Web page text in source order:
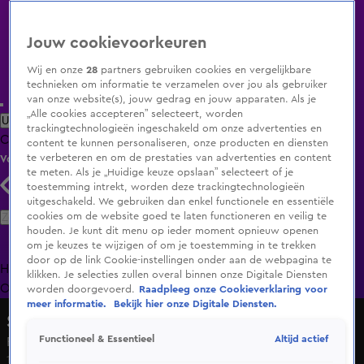
Uitzending Gemist Populaire programma's Zenders Genres
ClipsFilmsRadioSmart TV inlogShop
Volg KIJK
Zoeken
HomeUitzending Gemist Programma's De Bondgenoten
OranjezomerLivestreamsShop
Shownieuws
Relatie Linda en Jeroen vol lief en leed
19 dec 2024, 16:58
Jouw cookievoorkeuren
Wij en onze28 partners gebruiken cookies en vergelijkbare
technieken om informatie te verzamelen over jou als gebruiker
van onze website(s), jouw gedrag en jouw apparaten. Als je
„Alle cookies accepteren” selecteert, worden
trackingtechnologieën ingeschakeld om onze advertenties en
content te kunnen personaliseren, onze producten en diensten
te verbeteren en om de prestaties van advertenties en content
te meten. Als je „Huidige keuze opslaan” selecteert of je
toestemming intrekt, worden deze trackingtechnologieën
uitgeschakeld. We gebruiken dan enkel functionele en essentiële
cookies om de website goed te laten functioneren en veilig te
houden. Je kunt dit menu op ieder moment opnieuw openen
om je keuzes te wijzigen of om je toestemming in te trekken
door op de link Cookie-instellingen onder aan de webpagina te
klikken. Je selecties zullen overal binnen onze Digitale Diensten
worden doorgevoerd.
Raadpleeg onze Cookieverklaring voor
meer informatie.
Bekijk hier onze Digitale Diensten.
Functioneel & Essentieel Altijd actief